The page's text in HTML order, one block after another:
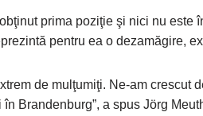
prima poziţie şi nici nu este
pentru ea o dezamăgire,
de mulţumiţi. Ne-am crescut
în Brandenburg”, a spus Jörg